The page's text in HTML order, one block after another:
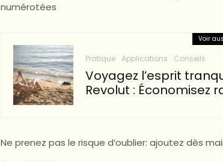
numérotées
Voir
Pratique Applications Conseils
Voyagez l’esprit
Revolut :
Ne prenez pas le risque d’oublier: ajoutez dès